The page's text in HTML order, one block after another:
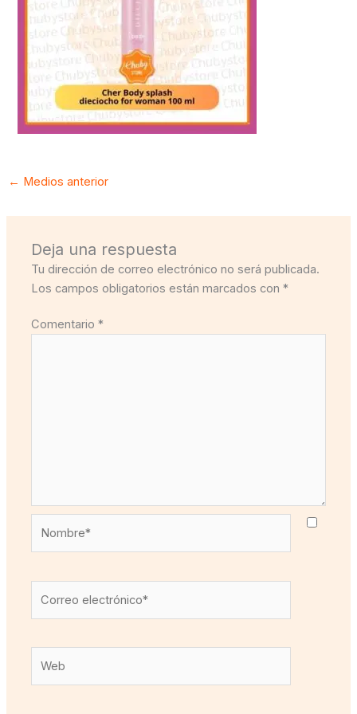
← Medios anterior
Deja una respuesta
Tu dirección de correo electrónico no será publicada.
Los campos obligatorios están marcados con*
Comentario*
electrónico*